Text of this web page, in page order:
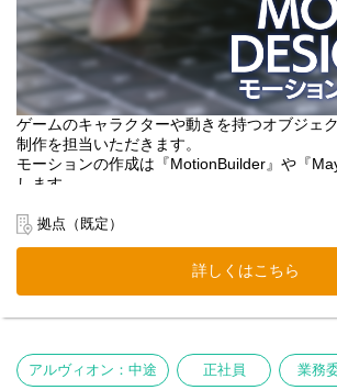
ゲームのキャラクターや動きを持つオブジェ
制作を担当いただきます。
モーションの作成は『MotionBuilder』や『
します。
拠点（既定）
詳しくはこちら
アルヴィオン：中途 正社員 業務